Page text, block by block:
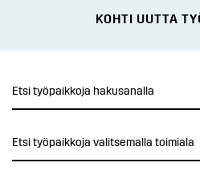
KOHTI UUTTA
Etsi työpaikkoja valitsemalla toimiala